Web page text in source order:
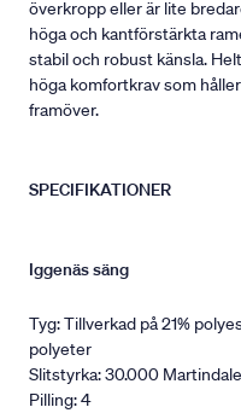
överkropp eller är lite
höga och kantförstärkta
stabil och robust känsla.
höga komfortkrav som
framöver.
SPECIFIKATIONER
Iggenäs säng
Tyg: Tillverkad på 21%
polyeter
Slitstyrka: 30.000 Martindale
Pilling: 4